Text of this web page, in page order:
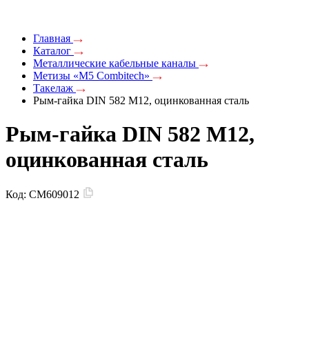
Главная
Каталог
Металлические кабельные каналы
Метизы «M5 Combitech»
Такелаж
Рым-гайка DIN 582 М12, оцинкованная сталь
Рым-гайка DIN 582 М12,
оцинкованная сталь
Код: CM609012